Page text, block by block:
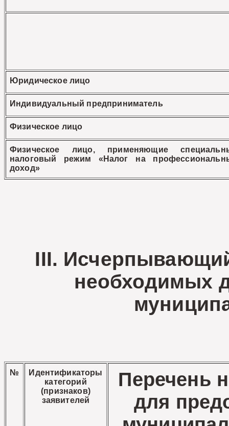
Юридическое лицо
Индивидуальный предприниматель
Физическое лицо
Физическое лицо, применяющие
налоговый режим «Налог на
доход»
III.
необходимых
№
Идентификаторы
категорий
(признаков)
заявителей
Перечень
для